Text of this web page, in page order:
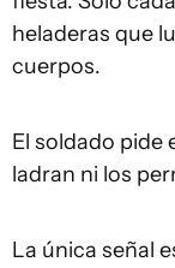
heladeras que
cuerpos.
El soldado pide
ladran ni los
La única señal